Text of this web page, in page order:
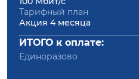
Тарифный план
Акция 4 месяца
ИТОГО к оплате:
Единоразово